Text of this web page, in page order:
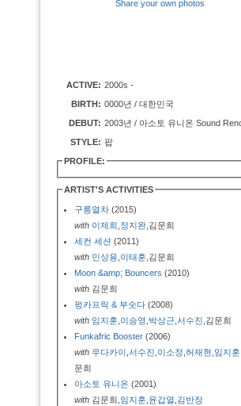
Share your own photos
ACTIVE: 2000s -
BIRTH: 0000년 / 대한민국
DEBUT:
STYLE: 팝
PROFILE:
ARTIST'S ACTIVITIES
구릉열차 (2015)
with 이제희 정지완 ,김문희
세컨 세션 (2011)
with 민상용 이태훈 ,김문희
Moon &amp; Bouncers (2010)
with 김문희
펑카프릭 & 부숫다 (2008)
with 임지훈 이승영 박상근 서수진 ,김문희
Funkafric Booster (2006)
with 우다카이 서수진 이소정 허재현 임지훈
문희
아소토 유니온 (2001)
with 김문희, 임지훈 윤갑열 김반장